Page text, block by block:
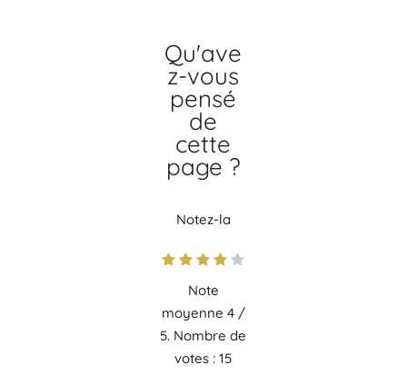
Qu'ave
z-vous
pensé
de
cette
page ?
Notez-la
Note
moyenne 4/
5. Nombre de
votes :15